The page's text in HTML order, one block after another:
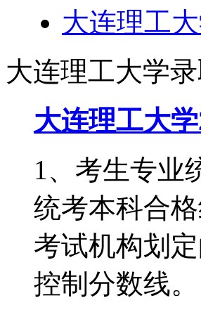
大连理工
大连理工大学录
大连理工大
1、考生专业
统考本科合
考试机构划
控制分数线。